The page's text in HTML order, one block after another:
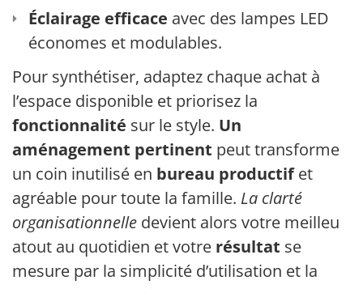
Éclairage efficace avec des lampes LED
économes et modulables.
Pour synthétiser, adaptez chaque achat à
l’espace disponible et priorisez la
fonctionnalité sur le style. Un
aménagement pertinent peut transformer
un coin inutilisé en bureau productifet
agréable pour toute la famille. La clarté
organisationnelle devient alors votre meilleur
atout au quotidien et votre résultat se
mesure par la simplicité d’utilisation et la